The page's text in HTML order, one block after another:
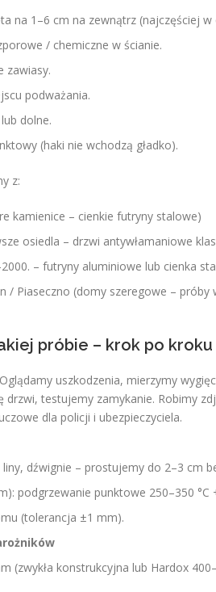
na 1–6 cm na zewnątrz (najczęściej
/ chemiczne w ścianie.
zawiasy.
podważania.
dolne.
(haki nie wchodzą gładko).
z:
kamienice – cienkie futryny stalowe)
osiedla – drzwi antywłamaniowe
– futryny aluminiowe lub cienka
/ Piaseczno (domy szeregowe – próby
próbie – krok po kroku
Oglądamy uszkodzenia, mierzymy
testujemy zamykanie. Robimy
dla policji i ubezpieczyciela.
dźwignie – prostujemy do 2–3 cm
podgrzewanie punktowe 250–350 °C
(tolerancja ±1 mm).
(zwykła konstrukcyjna lub Hardox